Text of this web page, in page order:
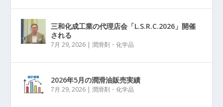
三和化成工業の代理店会「L.S.R.C.2026」開催
される
7月 29, 2026 |潤滑剤・化学品
2026年5月の潤滑油販売実績
7月 29, 2026 |潤滑剤・化学品